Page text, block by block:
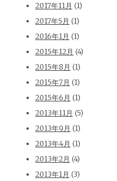
2017年11月 (1)
2017年5月 (1)
2016年1月 (1)
2015年12月 (4)
2015年8月 (1)
2015年7月 (1)
2015年6月 (1)
2013年11月 (5)
2013年9月 (1)
2013年4月 (1)
2013年2月 (4)
2013年1月 (3)